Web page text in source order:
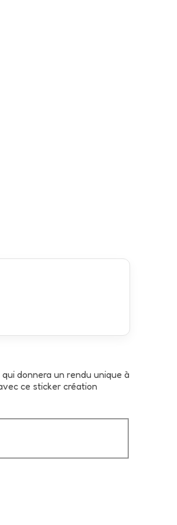
donnera un rendu unique à
ce sticker création